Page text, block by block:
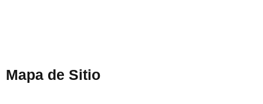
Mapa de Sitio